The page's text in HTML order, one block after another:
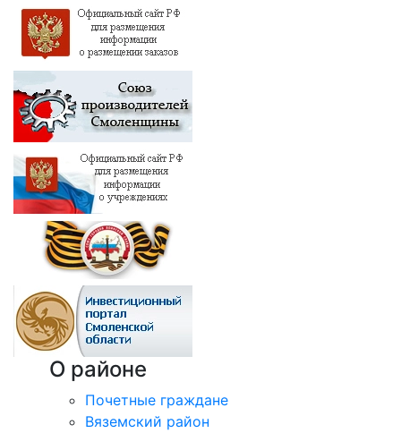
О районе
Почетные граждане
Вяземский район